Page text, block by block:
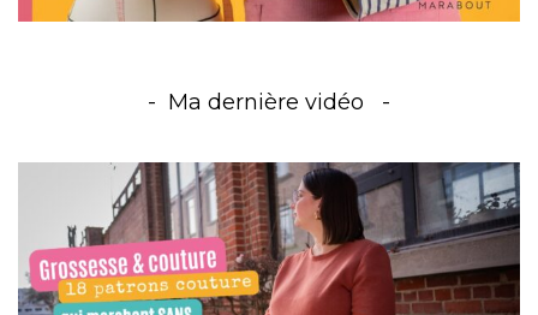
Ma dernière vidéo